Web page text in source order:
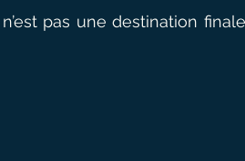
pas une destination